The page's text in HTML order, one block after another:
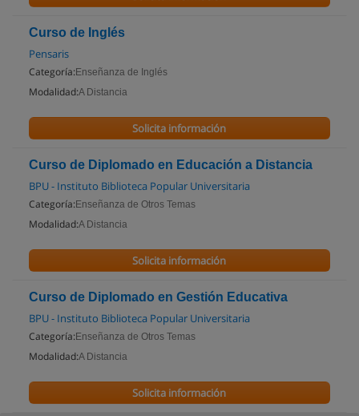
Curso de Inglés
Pensaris
Categoría: Enseñanza de Inglés
Modalidad:A Distancia
Solicita información
Curso de Diplomado en Educación a Distancia
BPU - Instituto Biblioteca Popular Universitaria
Categoría: Enseñanza de Otros Temas
Modalidad:A Distancia
Solicita información
Curso de Diplomado en Gestión Educativa
BPU - Instituto Biblioteca Popular Universitaria
Categoría: Enseñanza de Otros Temas
Modalidad:A Distancia
Solicita información